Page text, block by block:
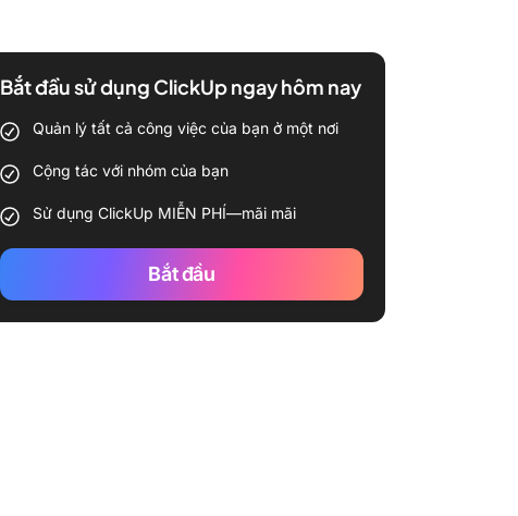
Bắt đầu sử dụng ClickUp ngay hôm nay
Quản lý tất cả công việc của bạn ở một nơi
Cộng tác với nhóm của bạn
Sử dụng ClickUp MIỄN PHÍ—mãi mãi
Bắt đầu